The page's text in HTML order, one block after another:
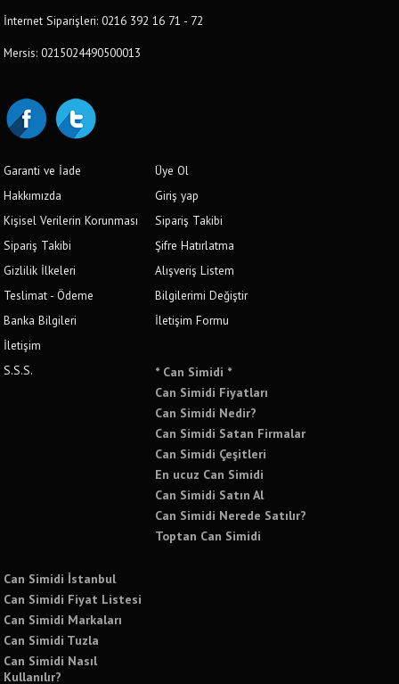
İnternet Siparişleri: 0216 392 16 71 - 72
Mersis: 0215024490500013
Garanti ve İade
Hakkımızda
Kişisel Verilerin Korunması
Sipariş Takibi
Gizlilik İlkeleri
Teslimat - Ödeme
Banka Bilgileri
İletişim
S.S.S.
Üye Ol
Giriş yap
Sipariş Takibi
Şifre Hatırlatma
Alışveriş Listem
Bilgilerimi Değiştir
İletişim Formu
* Can Simidi *
Can Simidi Fiyatları
Can Simidi Nedir?
Can Simidi Satan Firmalar
Can Simidi Çeşitleri
En ucuz Can Simidi
Can Simidi Satın Al
Can Simidi Nerede Satılır?
Toptan Can Simidi
Can Simidi İstanbul
Can Simidi Fiyat Listesi
Can Simidi Markaları
Can Simidi Tuzla
Can Simidi Nasıl
Kullanılır?